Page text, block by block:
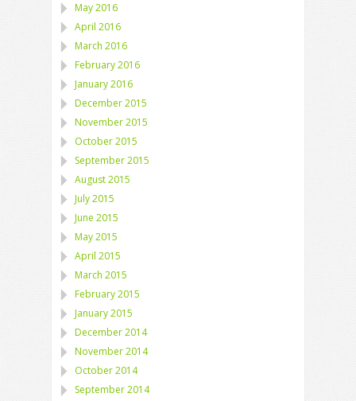
May 2016
April 2016
March 2016
February 2016
January 2016
December 2015
November 2015
October 2015
September 2015
August 2015
July 2015
June 2015
May 2015
April 2015
March 2015
February 2015
January 2015
December 2014
November 2014
October 2014
September 2014